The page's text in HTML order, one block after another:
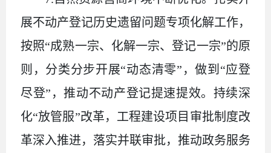
展不动产登记历史遗留问题专项化解工作，
按照“成熟一宗、化解一宗、登记一宗”的原
则，分类分步开展“动态清零”，做到“应登
尽登”，推动不动产登记提速提效。持续深
化“放管服”改革，工程建设项目审批制度改
革深入推进，落实并联审批，推动政务服务